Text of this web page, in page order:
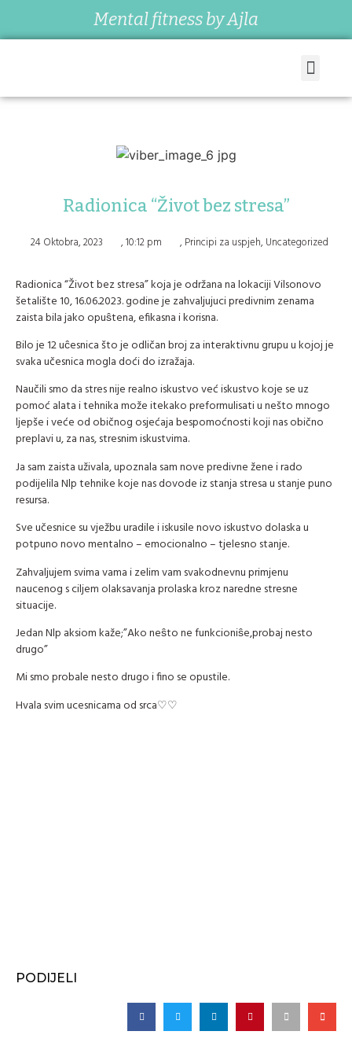
Mental fitness by Ajla
Radionica “Život bez stresa”
24 Oktobra, 2023 ,10:12 pm , Principi za uspjeh, Uncategorized
Radionica “Život bez stresa” koja je održana na lokaciji Vilsonovo
šetalište 10, 16.06.2023. godine je zahvaljujuci predivnim zenama
zaista bila jako opuŝtena, efikasna i korisna.
Bilo je 12 uĉesnica što je odličan broj za interaktivnu grupu u kojoj je
svaka učesnica mogla doći do izražaja.
Naučili smo da stres nije realno iskustvo već iskustvo koje se uz
pomoć alata i tehnika može itekako preformulisati u nešto mnogo
ljepše i veće od običnog osjećaja bespomoćnosti koji nas obično
preplavi u, za nas, stresnim iskustvima.
Ja sam zaista uživala, upoznala sam nove predivne žene i rado
podijelila Nlp tehnike koje nas dovode iz stanja stresa u stanje puno
resursa.
Sve učesnice su vježbu uradile i iskusile novo iskustvo dolaska u
potpuno novo mentalno – emocionalno – tjelesno stanje.
Zahvaljujem svima vama i zelim vam svakodnevnu primjenu
naucenog s ciljem olaksavanja prolaska kroz naredne stresne
situacije.
Jedan Nlp aksiom kaže;”Ako neŝto ne funkcioniŝe,probaj nesto
drugo”
Mi smo probale nesto drugo i fino se opustile.
Hvala svim ucesnicama od srca♡♡
PODIJELI